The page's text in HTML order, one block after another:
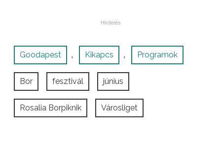
Goodapest , Kikapcs , Programok
Bor fesztivál június
Rosalia Borpiknik Városliget